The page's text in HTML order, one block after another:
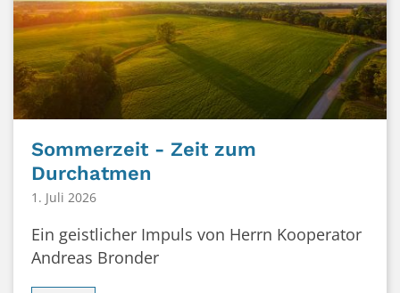
Sommerzeit - Zeit zum
Durchatmen
1. Juli 2026
Ein geistlicher Impuls von Herrn Kooperator
Andreas Bronder